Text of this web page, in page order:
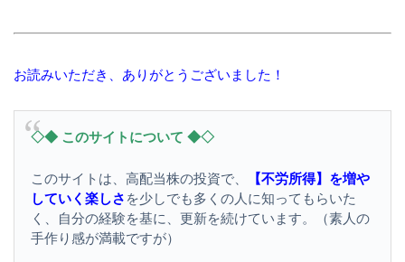
お読みいただき、ありがとうございました！
◇◆ このサイトについて ◆◇
このサイトは、高配当株の投資で、
【不労所得】を増や
していく楽しさ を少しでも多くの人に知ってもらいた
く、自分の経験を基に、更新を続けています。（素人の
手作り感が満載ですが）